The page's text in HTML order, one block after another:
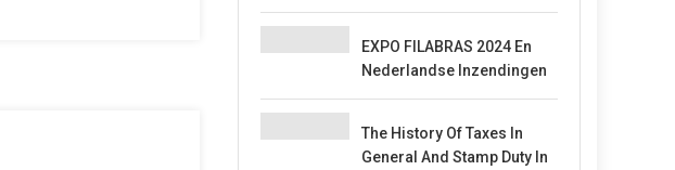
EXPO FILABRAS 2024 En
Nederlandse Inzendingen
The History Of Taxes In
General And Stamp Duty In